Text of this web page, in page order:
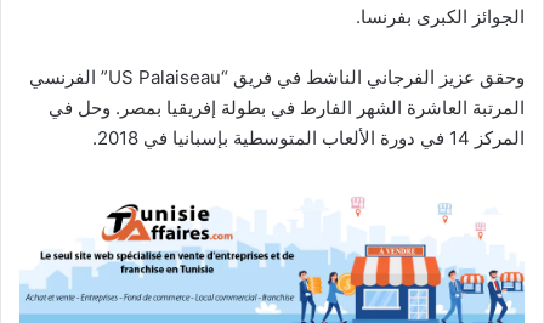
الجوائز الكبرى بفرنسا.
وحقق عزيز الفرجاني الناشط في فريق “US Palaiseau” الفرنسي
المرتبة العاشرة الشهر الفارط في بطولة إفريقيا بمصر. وحل في
المركز 14 في دورة الألعاب المتوسطية بإسبانيا في 2018.